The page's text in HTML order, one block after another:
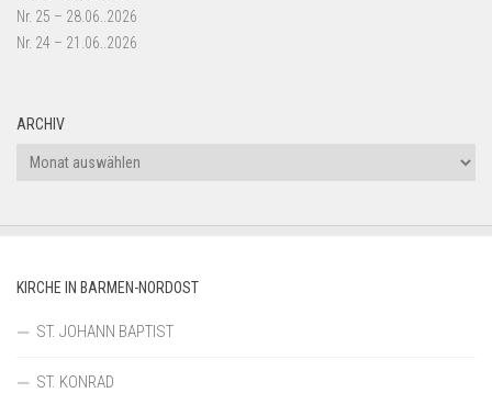
Nr. 25 – 28.06..2026
Nr. 24 – 21.06..2026
ARCHIV
Archiv
KIRCHE IN BARMEN-NORDOST
ST. JOHANN BAPTIST
ST. KONRAD